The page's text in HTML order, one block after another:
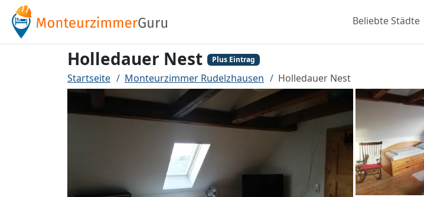
Beliebte Städte
Holledauer Nest Plus Eintrag
Startseite Monteurzimmer Rudelzhausen Holledauer Nest